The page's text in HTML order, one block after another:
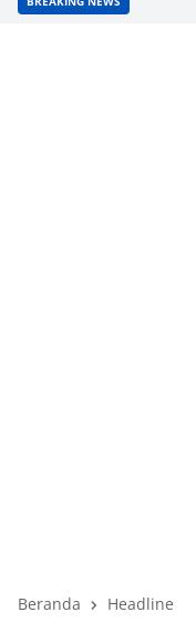
Beranda Headline